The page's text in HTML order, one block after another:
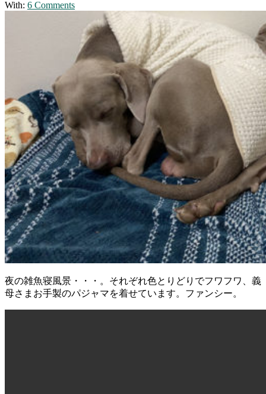
With: 6 Comments
夜の雑魚寝風景・・・。それぞれ色とりどりでフワフワ、義
母さまお手製のパジャマを着せています。ファンシー。